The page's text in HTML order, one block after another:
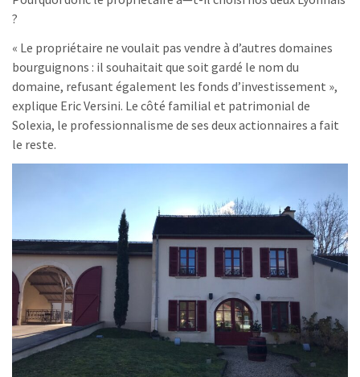
?
« Le propriétaire ne voulait pas vendre à d’autres domaines
bourguignons : il souhaitait que soit gardé le nom du
domaine, refusant également les fonds d’investissement »,
explique Eric Versini. Le côté familial et patrimonial de
Solexia, le professionnalisme de ses deux actionnaires a fait
le reste.